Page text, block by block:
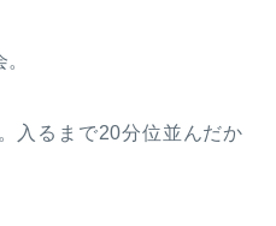
入るまで20分位並んだか